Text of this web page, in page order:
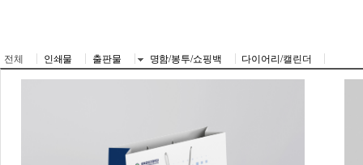
전체 인쇄물 출판물 명함/봉투/쇼핑백 다이어리/캘린더